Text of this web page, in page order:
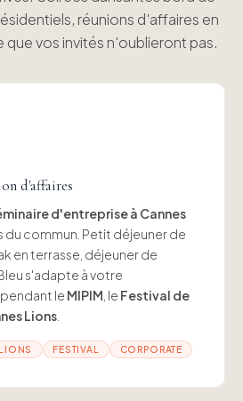
réunions d'affaires en
que vos invités n'oublieront pas.
d'affaires
d'entreprise à Cannes
du commun. Petit déjeuner de
en terrasse, déjeuner de
s'adapte à votre
le MIPIM , le Festival de
Lions
FESTIVAL CORPORATE